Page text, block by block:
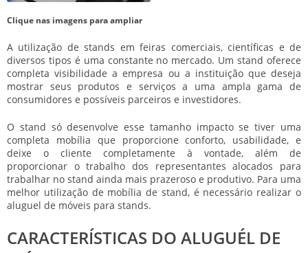
Clique nas imagens para ampliar
A utilização de stands em feiras comerciais, científicas e de
diversos tipos é uma constante no mercado. Um stand oferece
completa visibilidade a empresa ou a instituição que deseja
mostrar seus produtos e serviços a uma ampla gama de
consumidores e possíveis parceiros e investidores.
O stand só desenvolve esse tamanho impacto se tiver uma
completa mobília que proporcione conforto, usabilidade, e
deixe o cliente completamente à vontade, além de
proporcionar o trabalho dos representantes alocados para
trabalhar no stand ainda mais prazeroso e produtivo. Para uma
melhor utilização de mobília de stand, é necessário realizar o
aluguel de móveis para stands.
CARACTERÍSTICAS DO ALUGUÉL DE